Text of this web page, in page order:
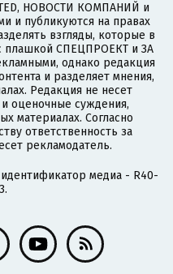
НОВОСТИ КОМПАНИЙ и
и публикуются на правах
взгляды, которые в
плашкой СПЕЦПРОЕКТ и ЗА
однако редакция
и разделяет мнения,
Редакция не несет
оценочные суждения,
материалах. Согласно
ответственность за
рекламодатель.
медиа - R40-